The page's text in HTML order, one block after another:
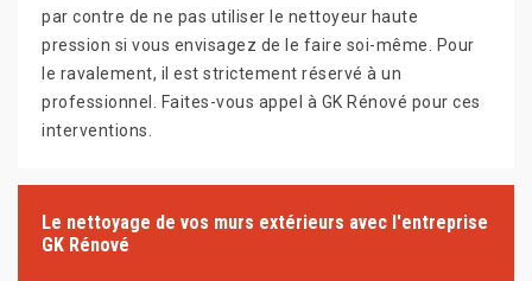
par contre de ne pas utiliser le nettoyeur haute
pression si vous envisagez de le faire soi-même. Pour
le ravalement, il est strictement réservé à un
professionnel. Faites-vous appel à GK Rénové pour ces
interventions.
Le nettoyage de vos murs extérieurs avec l'entreprise
GK Rénové